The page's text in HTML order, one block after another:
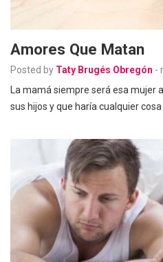
Amores Que Matan
Posted by Taty Brugés Obregón -
La mamá siempre será esa mujer
sus hijos y que haría cualquier cosa